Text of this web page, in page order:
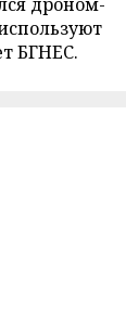
БГНЕС.